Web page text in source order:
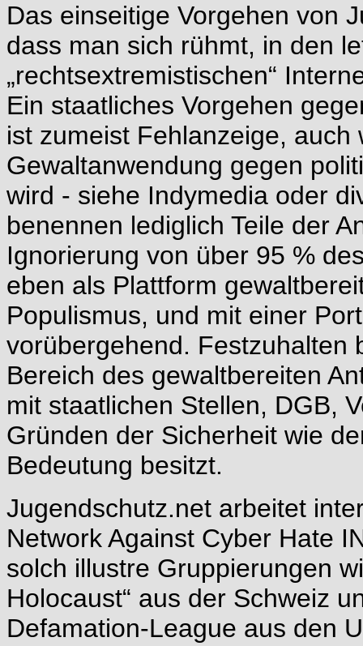
Das einseitige Vorgehen von
dass man sich rühmt, in den
„rechtsextremistischen“
Ein staatliches Vorgehen
ist zumeist Fehlanzeige,
Gewaltanwendung gegen
wird - siehe Indymedia oder
benennen lediglich Teile der
Ignorierung von über 95 %
eben als Plattform
Populismus, und mit einer
vorübergehend. Festzuhalten
Bereich des gewaltbereiten
mit staatlichen Stellen, DGB,
Gründen der Sicherheit wie
Bedeutung besitzt.
Jugendschutz.net arbeitet
Network Against Cyber Hate
solch illustre Gruppierungen
Holocaust“ aus der Schweiz
Defamation-League aus den